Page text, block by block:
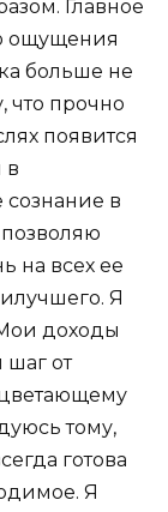
Главное
ощущения
больше не
что прочно
появится
в
сознание в
на всех ее
Я
доходы
шаг от
тому,
готова
Я